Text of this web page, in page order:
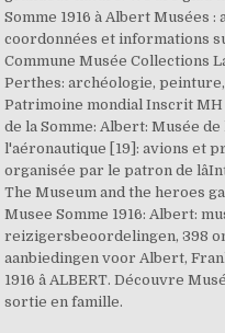
Somme 1916 à Albert Musées
coordonnées et informations
Commune Musée Collections
Perthes: archéologie,
Patrimoine mondial Inscrit MH
de la Somme: Albert: Musée de
l'aéronautique [19]: avions et
organisée par le patron de
The Museum and the heroes
Musee Somme 1916: Albert:
reizigersbeoordelingen, 398
aanbiedingen voor Albert,
1916 â ALBERT. Découvre
sortie en famille.